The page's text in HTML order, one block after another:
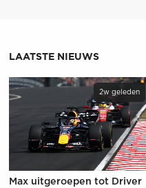
LAATSTE NIEUWS
2w geleden
Max uitgeroepen tot Driver